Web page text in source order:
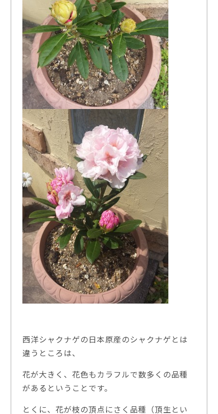
西洋シャクナゲの日本原産のシャクナゲとは
違うところは、
花が大きく、花色もカラフルで数多くの品種
があるということです。
とくに、花が枝の頂点にさく品種（頂生とい